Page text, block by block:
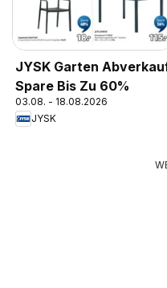
JYSK Garten
Spare Bis Zu 60%
03.08. - 18.08.2026
JYSK